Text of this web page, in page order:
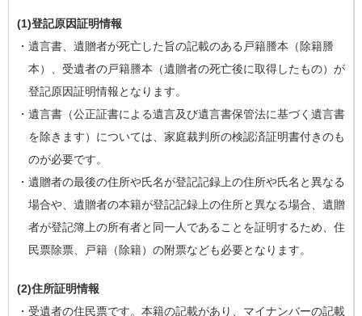
(1)登記原因証明情報
・遺言書、遺贈者が死亡した旨の記載のある戸籍謄本（除籍謄
本）、受遺者の戸籍謄本（遺贈者の死亡後に取得したもの）が
登記原因証明情報となります。
・遺言書（公正証書による遺言及び遺言書保管法に基づく遺言書
を除きます）については、家庭裁判所の検認済証明書付きのも
のが必要です。
・遺贈者の最後の住所や氏名が登記記録上の住所や氏名と異なる
場合や、遺贈者の本籍が登記記録上の住所と異なる場合、遺贈
者が登記簿上の所有者と同一人であることを証明するため、住
民票除票、戸籍（除籍）の附票なども必要となります。
(2)住所証明情報
・受遺者の住民票です。本籍の記載があり、マイナンバーの記載